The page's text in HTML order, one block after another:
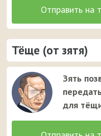
Тёще (от зятя)
Зять
для